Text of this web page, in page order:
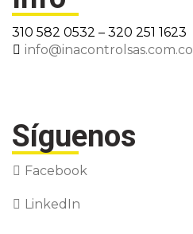
310 582 0532 – 320 251 1623
info@inacontrolsas.com.co
Síguenos
Facebook
LinkedIn